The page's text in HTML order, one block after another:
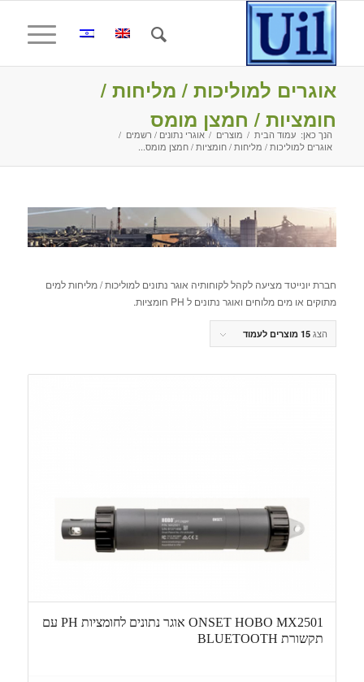
אוגרים למוליכות / מליחות /
חומציות / חמצן מומס
הנך כאן: עמוד הבית / מוצרים / אוגרי נתונים / רשמים /
אוגרים למוליכות / מליחות / חומציות / חמצן מומס...
חברת יונייטד מציעה לקהל לקוחותיה אוגר נתונים למוליכות / מליחות למים
מתוקים או מים מלוחים ואוגר נתונים ל PH חומציות.
הצג 15 מוצרים לעמוד
ONSET HOBO MX2501 אוגר נתונים לחומציות PH עם
תקשורת BLUETOOTH